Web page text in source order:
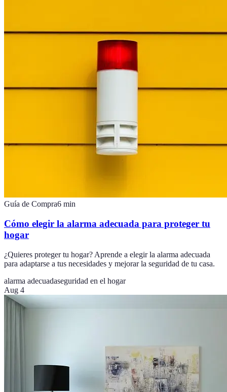
Guía de Compra6 min
Cómo elegir la alarma adecuada para proteger tu
hogar
¿Quieres proteger tu hogar? Aprende a elegir la alarma adecuada
para adaptarse a tus necesidades y mejorar la seguridad de tu casa.
alarma adecuadaseguridad en el hogar
Aug 4